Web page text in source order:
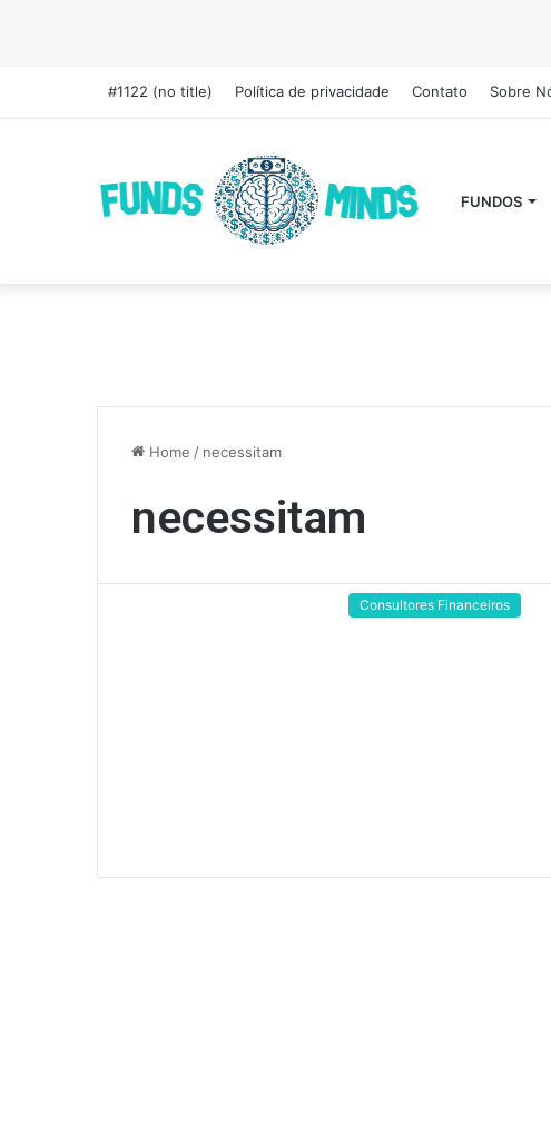
#1122 (no title) Política de privacidade Contato Sobre
FUNDOS
Home / necessitam
necessitam
Consultores Financeiros